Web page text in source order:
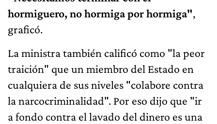
hormiguero, no hormiga por hormiga",
graficó.
La ministra también calificó como "la peor
traición" que un miembro del Estado en
cualquiera de sus niveles "colabore contra
la narcocriminalidad". Por eso dijo que "ir
a fondo contra el lavado del dinero es una